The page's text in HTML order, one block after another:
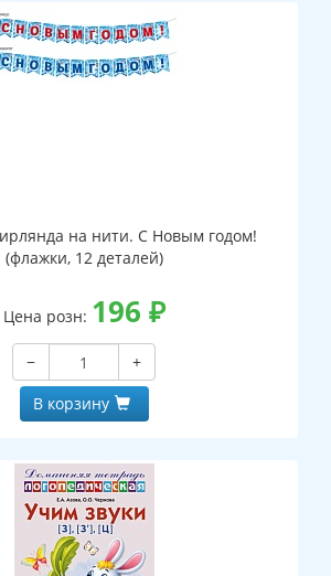
на нити. С Новым годом!
(флажки, 12 деталей)
Цена розн: 196 ₽
−
+
В корзину